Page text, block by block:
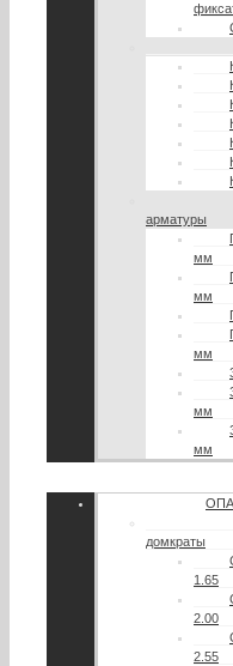
арматуры
мм
мм
мм
мм
мм
домкраты
1.65
2.00
2.55